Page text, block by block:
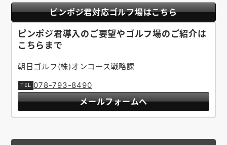
ピンポジ君対応ゴルフ場はこちら
ピンポジ君導入のご要望やゴルフ場のご紹介は
こちらまで
朝日ゴルフ(株)オンコース戦略課
078-793-8490
メールフォームへ